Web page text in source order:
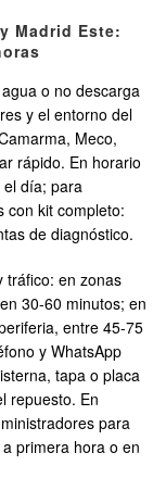
Madrid Este:
o no descarga
y el entorno del
Meco,
rápido. En horario
el día; para
con kit completo:
de diagnóstico.
tráfico: en zonas
30-60 minutos; en
entre 45-75
y WhatsApp
tapa o placa
repuesto. En
para
primera hora o en